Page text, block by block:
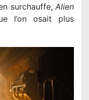
surchauffe, Alien
l’on osait plus